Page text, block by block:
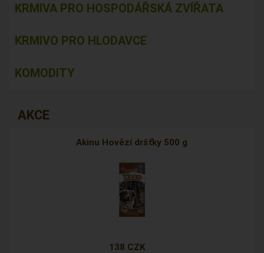
KRMIVA PRO HOSPODÁŘSKÁ ZVÍŘATA
KRMIVO PRO HLODAVCE
KOMODITY
AKCE
Akinu Hovězí dršťky 500 g
138 CZK